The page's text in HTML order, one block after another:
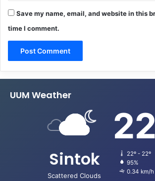
Save my name, email, and website in this
time I comment.
UUM Weather
Sintok
Scattered Clouds
22
22º - 22º
95%
0.34 km/h